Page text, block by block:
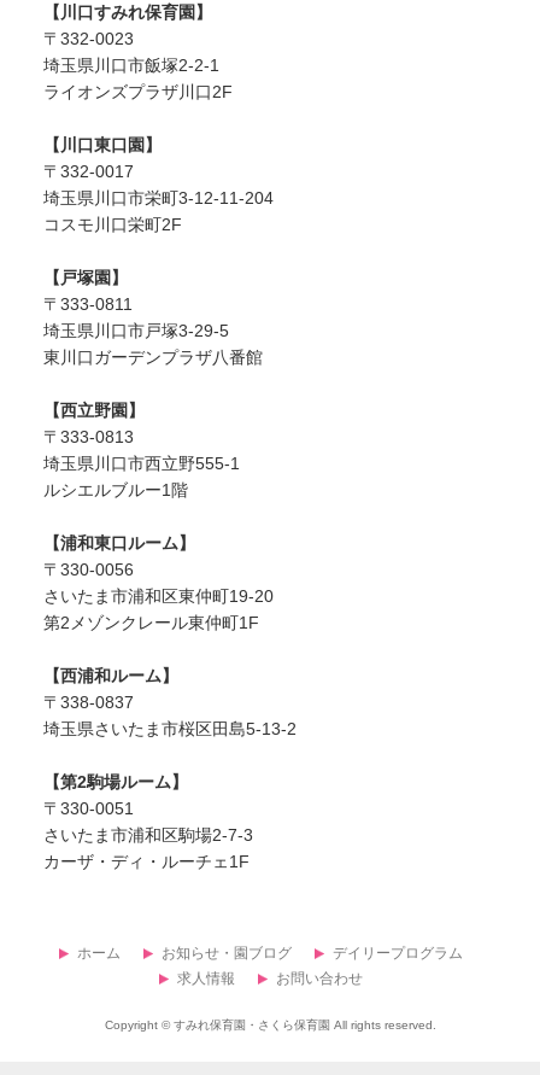
【川口すみれ保育園】
〒332-0023
埼玉県川口市飯塚2-2-1
ライオンズプラザ川口2F
【川口東口園】
〒332-0017
埼玉県川口市栄町3-12-11-204
コスモ川口栄町2F
【戸塚園】
〒333-0811
埼玉県川口市戸塚3-29-5
東川口ガーデンプラザ八番館
【西立野園】
〒333-0813
埼玉県川口市西立野555-1
ルシエルブルー1階
【浦和東口ルーム】
〒330-0056
さいたま市浦和区東仲町19-20
第2メゾンクレール東仲町1F
【西浦和ルーム】
〒338-0837
埼玉県さいたま市桜区田島5-13-2
【第2駒場ルーム】
〒330-0051
さいたま市浦和区駒場2-7-3
カーザ・ディ・ルーチェ1F
ホーム お知らせ・園ブログ
デイリープログラム
求人情報
お問い合わせ
Copyright ©すみれ保育園・さくら保育園 All rights reserved.